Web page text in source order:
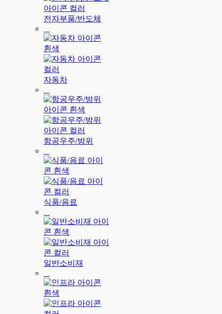
전자부품/반도체
자동차
항공우주/방위
식품/음료
일반소비재